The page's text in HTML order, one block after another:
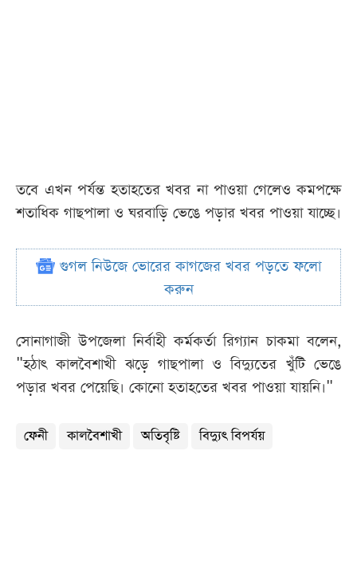
তবে এখন পর্যন্ত হতাহতের খবর না পাওয়া গেলেও কমপক্ষে
শতাধিক গাছপালা ও ঘরবাড়ি ভেঙে পড়ার খবর পাওয়া যাচ্ছে।
গুগল নিউজে ভোরের কাগজের খবর পড়তে ফলো
করুন
সোনাগাজী উপজেলা নির্বাহী কর্মকর্তা রিগ্যান চাকমা বলেন,
"হঠাৎ কালবৈশাখী ঝড়ে গাছপালা ও বিদ্যুতের খুঁটি ভেঙে
পড়ার খবর পেয়েছি। কোনো হতাহতের খবর পাওয়া যায়নি।"
ফেনী কালবৈশাখী অতিবৃষ্টি বিদ্যুৎ বিপর্যয়